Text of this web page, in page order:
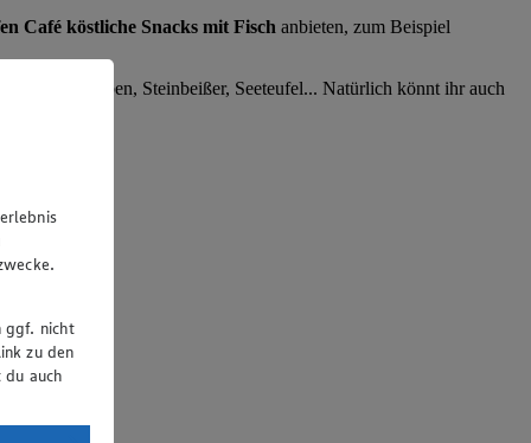
Café köstliche Snacks mit Fisch anbieten, zum Beispiel
Meerbarben, Steinbeißer, Seeteufel... Natürlich könnt ihr auch
ggf. nicht
zu den
auch